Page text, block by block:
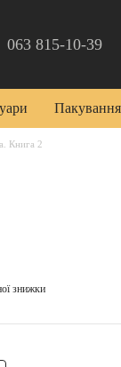
063 815-10-39
Пакування
Книга 2
знижки